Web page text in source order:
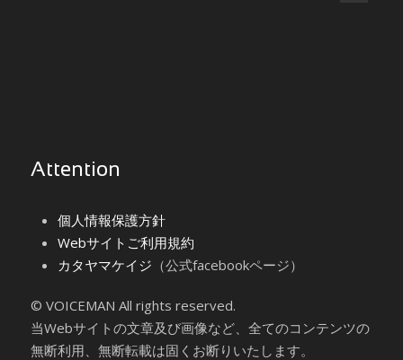
Attention
個人情報保護方針
Webサイトご利用規約
カタヤマケイジ （公式facebookページ）
© VOICEMAN All rights reserved.
当Webサイトの文章及び画像など、全てのコンテンツの
無断利用、無断転載は固くお断りいたします。